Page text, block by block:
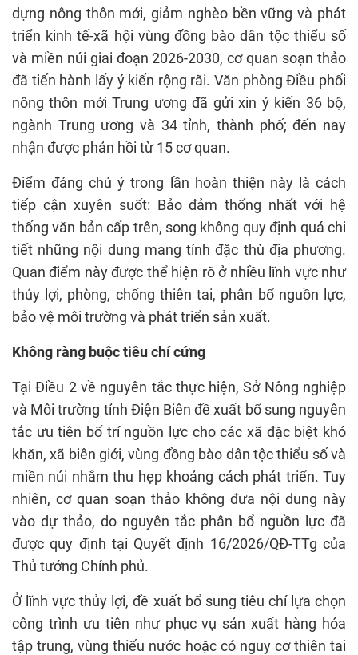
dựng nông thôn mới, giảm nghèo bền vững và phát
triển kinh tế-xã hội vùng đồng bào dân tộc thiểu số
và miền núi giai đoạn 2026-2030, cơ quan soạn thảo
đã tiến hành lấy ý kiến rộng rãi. Văn phòng Điều phối
nông thôn mới Trung ương đã gửi xin ý kiến 36 bộ,
ngành Trung ương và 34 tỉnh, thành phố; đến nay
nhận được phản hồi từ 15 cơ quan.
Điểm đáng chú ý trong lần hoàn thiện này là cách
tiếp cận xuyên suốt: Bảo đảm thống nhất với hệ
thống văn bản cấp trên, song không quy định quá chi
tiết những nội dung mang tính đặc thù địa phương.
Quan điểm này được thể hiện rõ ở nhiều lĩnh vực như
thủy lợi, phòng, chống thiên tai, phân bổ nguồn lực,
bảo vệ môi trường và phát triển sản xuất.
Không ràng buộc tiêu chí cứng
Tại Điều 2 về nguyên tắc thực hiện, Sở Nông nghiệp
và Môi trường tỉnh Điện Biên đề xuất bổ sung nguyên
tắc ưu tiên bố trí nguồn lực cho các xã đặc biệt khó
khăn, xã biên giới, vùng đồng bào dân tộc thiểu số và
miền núi nhằm thu hẹp khoảng cách phát triển. Tuy
nhiên, cơ quan soạn thảo không đưa nội dung này
vào dự thảo, do nguyên tắc phân bổ nguồn lực đã
được quy định tại Quyết định 16/2026/QĐ-TTg của
Thủ tướng Chính phủ.
Ở lĩnh vực thủy lợi, đề xuất bổ sung tiêu chí lựa chọn
công trình ưu tiên như phục vụ sản xuất hàng hóa
tập trung, vùng thiếu nước hoặc có nguy cơ thiên tai